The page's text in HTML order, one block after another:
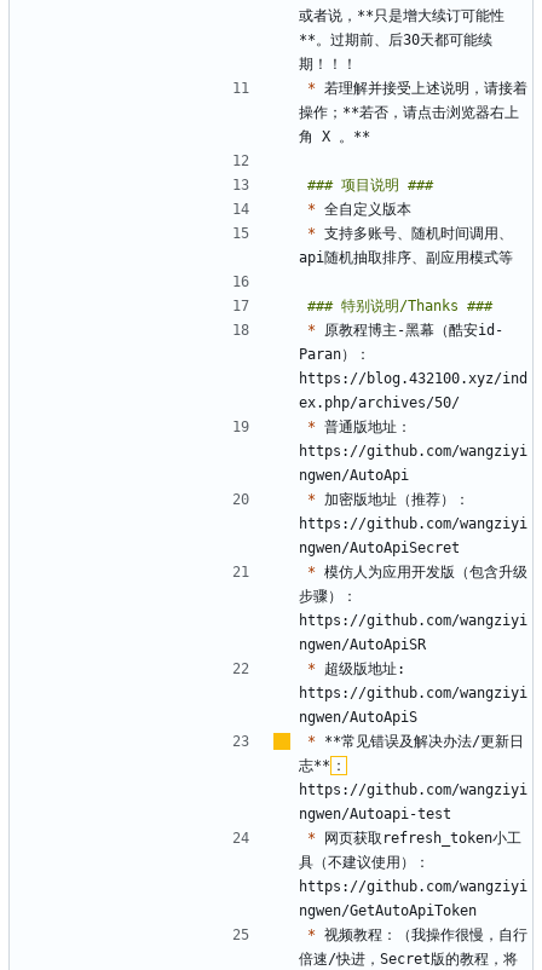
或者说，**只是增大续订可能性
**。过期前、后30天都可能续
* 若理解并接受上述说明，请接着
操作；**若否，请点击浏览器右上
*
* 支持多账号、随机时间调用、
* 原教程博主-黑幕（酷安id-
Paran）：
https://blog.432100.xyz/ind
* 普通版地址：
https://github.com/wangziyi
* 加密版地址（推荐）：
https://github.com/wangziyi
* 模仿人为应用开发版（包含升级
步骤）：
https://github.com/wangziyi
* 超级版地址:
https://github.com/wangziyi
* **常见错误及解决办法/更新日
志** ：
https://github.com/wangziyi
* 网页获取refresh_token小工
具（不建议使用）：
https://github.com/wangziyi
* 视频教程：（我操作很慢，自行
倍速/快进，Secret版的教程，将